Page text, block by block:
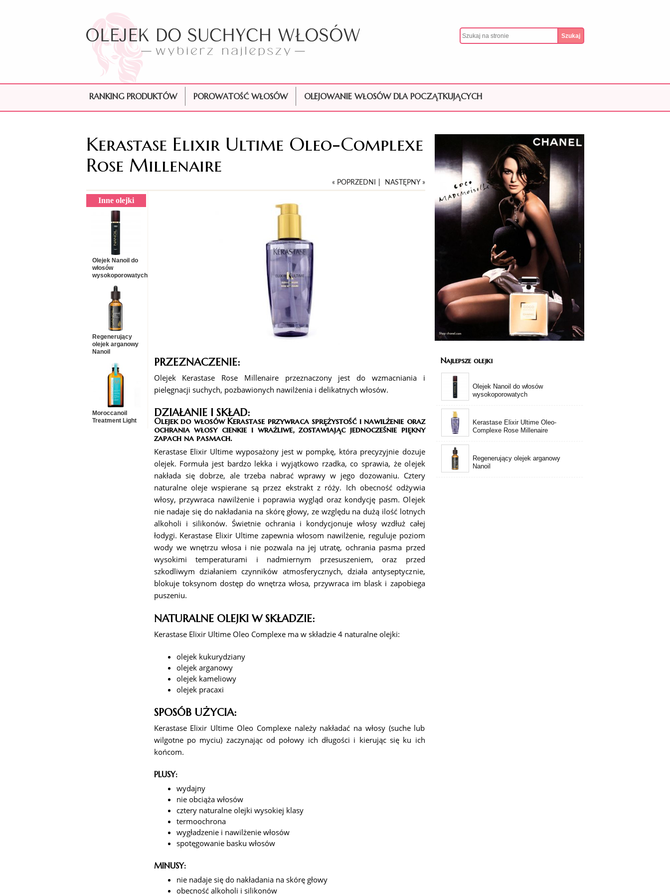
RANKING PRODUKTÓW POROWATOŚĆ WŁOSÓW OLEJOWANIE WŁOSÓW DLA POCZĄTKUJĄCYCH
Kerastase Elixir Ultime Oleo-Complexe
Rose Millenaire
« POPRZEDNI NASTĘPNY »
Inne olejki
Olejek Nanoil do
włosów
wysokoporowatych
Regenerujący
olejek arganowy
Nanoil
Moroccanoil
Treatment Light
PRZEZNACZENIE:
Olejek Kerastase Rose Millenaire przeznaczony jest do wzmacniania i
pielęgnacji suchych, pozbawionych nawilżenia i delikatnych włosów.
DZIAŁANIE I SKŁAD:
Olejek do włosów Kerastase przywraca sprężystość i nawilżenie oraz
ochrania włosy cienkie i wrażliwe, zostawiając jednocześnie piękny
zapach na pasmach.
Kerastase Elixir Ultime wyposażony jest w pompkę, która precyzyjnie dozuje
olejek. Formuła jest bardzo lekka i wyjątkowo rzadka, co sprawia, że olejek
nakłada się dobrze, ale trzeba nabrać wprawy w jego dozowaniu. Cztery
naturalne oleje wspierane są przez ekstrakt z róży. Ich obecność odżywia
włosy, przywraca nawilżenie i poprawia wygląd oraz kondycję pasm. Olejek
nie nadaje się do nakładania na skórę głowy, ze względu na dużą ilość lotnych
alkoholi i silikonów. Świetnie ochrania i kondycjonuje włosy wzdłuż całej
łodygi. Kerastase Elixir Ultime zapewnia włosom nawilżenie, reguluje poziom
wody we wnętrzu włosa i nie pozwala na jej utratę, ochrania pasma przed
wysokimi temperaturami i nadmiernym przesuszeniem, oraz przed
szkodliwym działaniem czynników atmosferycznych, działa antyseptycznie,
blokuje toksynom dostęp do wnętrza włosa, przywraca im blask i zapobiega
puszeniu.
NATURALNE OLEJKI W SKŁADZIE:
Kerastase Elixir Ultime Oleo Complexe ma w składzie 4 naturalne olejki:
olejek kukurydziany
olejek arganowy
olejek kameliowy
olejek pracaxi
SPOSÓB UŻYCIA:
Kerastase Elixir Ultime Oleo Complexe należy nakładać na włosy (suche lub
wilgotne po myciu) zaczynając od połowy ich długości i kierując się ku ich
końcom.
PLUSY:
wydajny
nie obciąża włosów
cztery naturalne olejki wysokiej klasy
termoochrona
wygładzenie i nawilżenie włosów
spotęgowanie basku włosów
MINUSY:
nie nadaje się do nakładania na skórę głowy
obecność alkoholi i silikonów
Najlepsze olejki
Olejek Nanoil do włosów
wysokoporowatych
Kerastase Elixir Ultime Oleo-
Complexe Rose Millenaire
Regenerujący olejek arganowy
Nanoil